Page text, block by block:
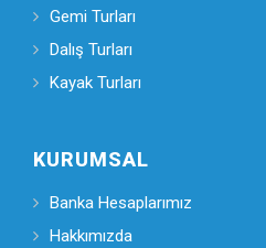
Gemi Turları
Dalış Turları
Kayak Turları
KURUMSAL
Banka Hesaplarımız
Hakkımızda